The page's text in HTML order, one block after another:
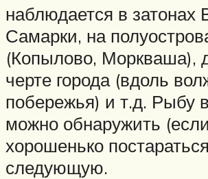
наблюдается в затонах
Самарки, на
(Копылово, Моркваша),
черте города (вдоль
побережья) и т.д. Рыбу
можно обнаружить (если
хорошенько
следующую.